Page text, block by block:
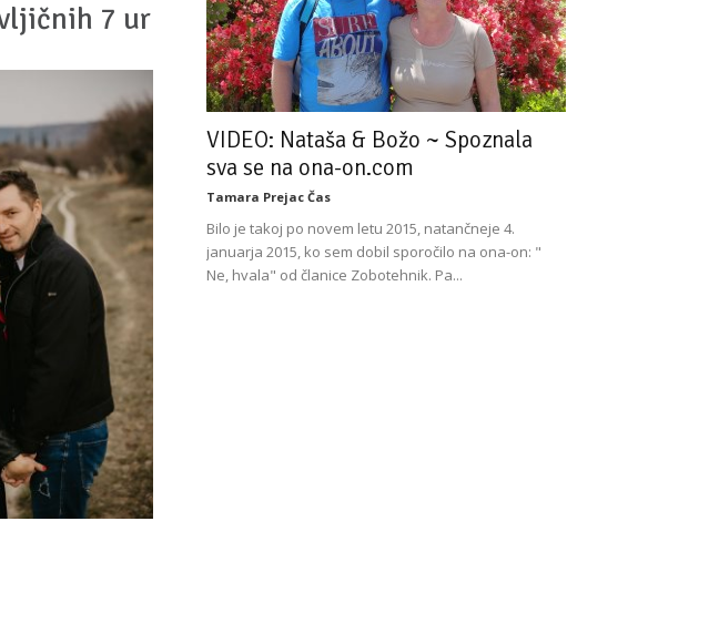
7 ur
VIDEO: Nataša & Božo ~ Spoznala
sva se na ona-on.com
Tamara Prejac Čas
Bilo je takoj po novem letu 2015, natančneje 4.
januarja 2015, ko sem dobil sporočilo na ona-on: "
Ne, hvala" od članice Zobotehnik. Pa...